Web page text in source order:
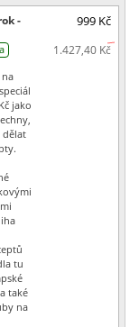
-
999 Kč
1.427,40 Kč
jako
dělat
tu
také
na